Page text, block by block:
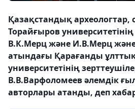
Қазақстандық археологтар,
Торайғыров университетінің
В.К.Мерц және И.В.Мерц
атындағы Қарағанды ұлттық
университетінің
В.В.Варфоломеев әлемдік
авторлары атанды, деп